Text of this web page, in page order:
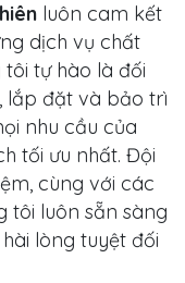
luôn cam kết
dịch vụ chất
tôi tự hào là đối
lắp đặt và bảo trì
nhu cầu của
tối ưu nhất. Đội
cùng với các
tôi luôn sẵn sàng
lòng tuyệt đối